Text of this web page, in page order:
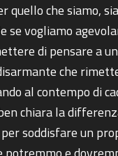
che siamo,
se vogliamo
di pensare a
che
al contempo di
chiara la
soddisfare un